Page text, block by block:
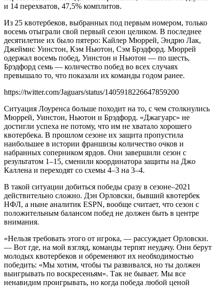
и 14 перехватов, 47,5% комплитов.
Из 25 квотербеков, выбранных под первым номером, только
восемь отыграли свой первый сезон целиком. В последнее
десятилетие их было пятеро: Кайлер Мюррей, Эндрю Лак,
Джеймис Уинстон, Кэм Ньютон, Сэм Брэдфорд. Мюррей
одержал восемь побед, Уинстон и Ньютон — по шесть,
Брэдфорд семь — количество побед во всех случаях
превышало то, что показали их команды годом ранее.
https://twitter.com/Jaguars/status/1405918226647859200
Ситуация Лоуренса больше походит на то, с чем столкнулись
Мюррей, Уинстон, Ньютон и Брэдфорд. «Джагуарс» не
достигли успеха не потому, что им не хватало хорошего
квотербека. В прошлом сезоне их защита пропустила
наибольшее в истории франшизы количество очков и
набранных соперником ярдов. Они завершили сезон с
результатом 1–15, сменили координатора защиты на Джо
Каллена и переходят со схемы 4–3 на 3–4.
В такой ситуации добиться победы сразу в сезоне–2021
действительно сложно. Дэн Орловски, бывший квотербек
НФЛ, а ныне аналитик ESPN, вообще считает, что сезон с
положительным балансом побед не должен быть в центре
внимания.
«Нельзя требовать этого от игрока, — рассуждает Орловски.
— Вот где, на мой взгляд, команды терпят неудачу. Они берут
молодых квотербеков и обременяют их необходимостью
победить: «Мы хотим, чтобы ты развивался, но ты должен
выигрывать по воскресеньям». Так не бывает. Мы все
ненавидим проигрывать, но когда победа любой ценой